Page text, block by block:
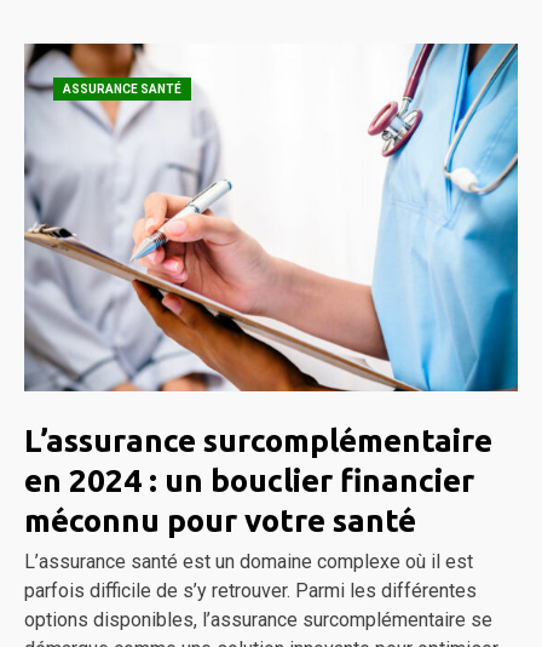
ASSURANCE SANTÉ
L’assurance surcomplémentaire
en 2024 : un bouclier financier
méconnu pour votre santé
L’assurance santé est un domaine complexe où il est
parfois difficile de s’y retrouver. Parmi les différentes
options disponibles, l’assurance surcomplémentaire se